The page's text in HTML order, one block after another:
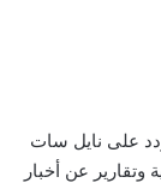
على نايل سات
عن أخبار